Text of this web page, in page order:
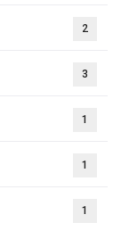
2
3
1
1
1